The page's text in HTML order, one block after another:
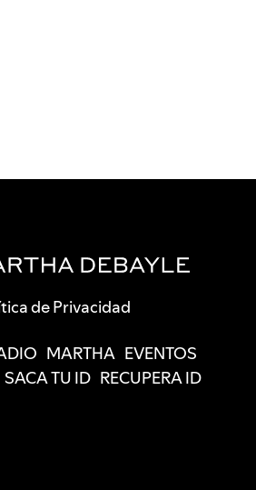
de Privacidad
MARTHA EVENTOS
SACA TU ID RECUPERA ID